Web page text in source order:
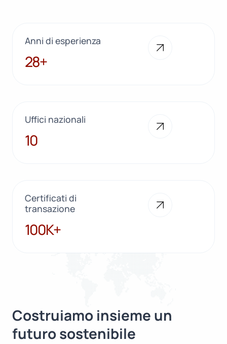
Anni di esperienza
28+
28+
Uffici nazionali
10
10
Certificati di
transazione
100K+
100K+
Costruiamo insieme un
futuro sostenibile